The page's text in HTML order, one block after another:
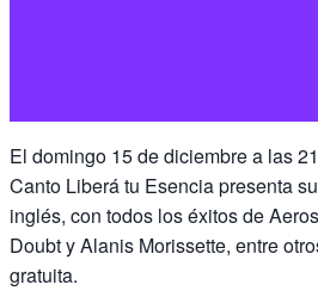
El domingo 15 de diciembre a las
Canto Liberá tu Esencia presenta
inglés, con todos los éxitos de
Doubt y Alanis Morissette, entre
gratuita.